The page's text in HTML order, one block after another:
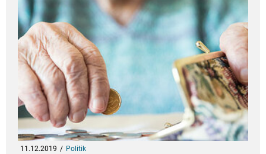
11.12.2019 Politik